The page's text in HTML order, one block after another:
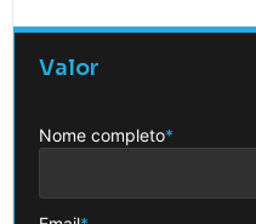
Valor
Nome completo*